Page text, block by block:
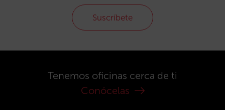
Suscríbete
Tenemos oficinas cerca de ti
Conócelas